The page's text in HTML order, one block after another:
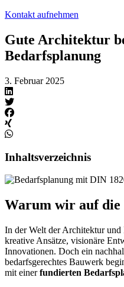
Kontakt aufnehmen
Gute Architektur
Bedarfsplanung
3. Februar 2025
Inhaltsverzeichnis
Warum wir auf die
In der Welt der Architektur
kreative Ansätze, visionäre
Innovationen. Doch ein
bedarfsgerechtes Bauwerk
mit einerfundierten